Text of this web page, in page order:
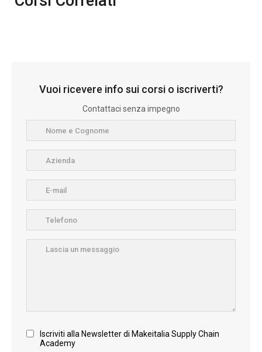
Vuoi ricevere info sui corsi o iscriverti?
Contattaci senza impegno
Iscriviti alla Newsletter di Makeitalia Supply Chain
Academy